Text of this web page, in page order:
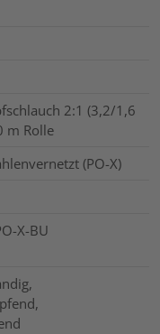
2:1 (3,2/1,6
m Rolle
(PO-X)
X-BU